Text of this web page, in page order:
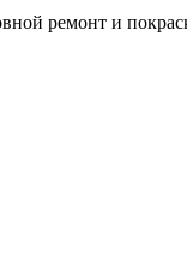
ремонт и